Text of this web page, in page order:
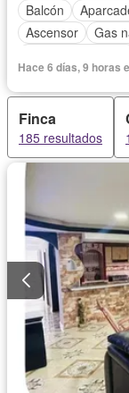
Balcón
Ascensor
Gas
Hace 6 días, 9 horas
Finca
185 resultados